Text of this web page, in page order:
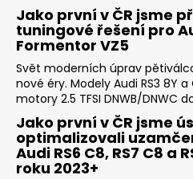
Jako první v ČR jsme
tuningové řešení pro
Formentor VZ5
Svět moderních úprav
nové éry. Modely Audi RS3 8Y
motory 2.5 TFSI DNWB/DNWC
Jako první v ČR jsme
optimalizovali
Audi RS6 C8, RS7 C8 a
roku 2023+